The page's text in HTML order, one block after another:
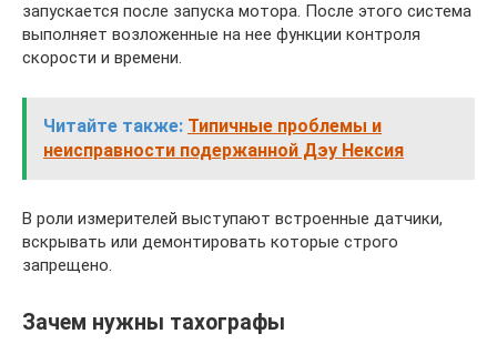
запускается после запуска мотора. После этого система
выполняет возложенные на нее функции контроля
скорости и времени.
Читайте также: Типичные проблемы и
неисправности подержанной Дэу Нексия
В роли измерителей выступают встроенные датчики,
вскрывать или демонтировать которые строго
запрещено.
Зачем нужны тахографы